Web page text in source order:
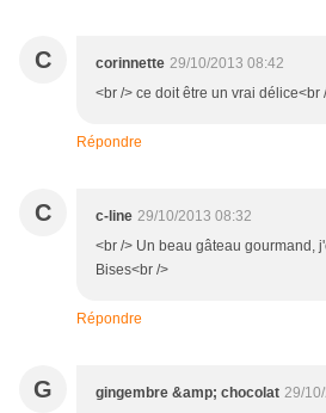
C corinnette 29/10/2013 08:42
<br /> ce doit être un vrai délice<br
Répondre
C c-line 29/10/2013 08:32
<br /> Un beau gâteau gourmand,
Bises<br />
Répondre
G gingembre &amp; chocolat 29/